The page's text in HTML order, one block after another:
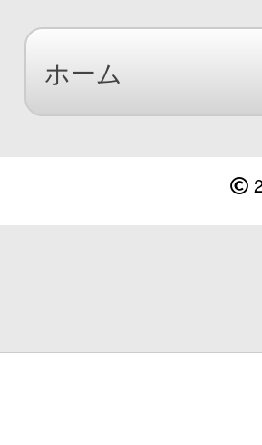
ホーム